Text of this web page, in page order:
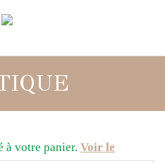
à votre panier. Voir le